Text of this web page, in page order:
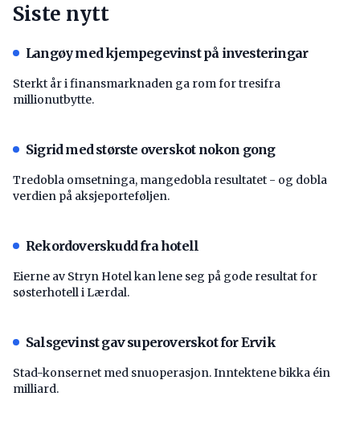
Siste nytt
Langøy med kjempegevinst på investeringar
Sterkt år i finansmarknaden ga rom for tresifra
millionutbytte.
Sigrid med største overskot nokon gong
Tredobla omsetninga, mangedobla resultatet - og dobla
verdien på aksjeporteføljen.
Rekordoverskudd fra hotell
Eierne av Stryn Hotel kan lene seg på gode resultat for
søsterhotell i Lærdal.
Salsgevinst gav superoverskot for Ervik
Stad-konsernet med snuoperasjon. Inntektene bikka éin
milliard.